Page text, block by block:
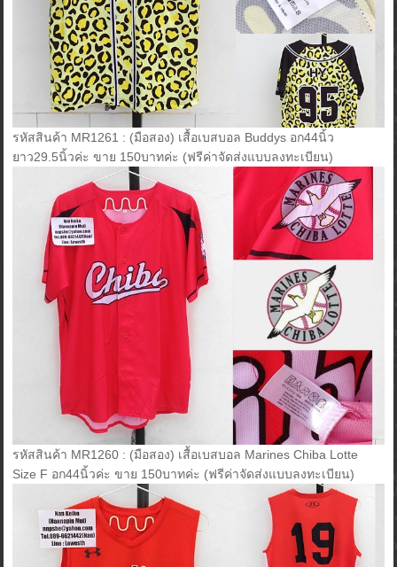
รหัสสินค้า MR1261 : (มือสอง) เสื้อเบสบอล Buddys อก44นิ้ว
ยาว29.5นิ้วค่ะ ขาย 150บาทค่ะ (ฟรีค่าจัดส่งแบบลงทะเบียน)
รหัสสินค้า MR1260 : (มือสอง) เสื้อเบสบอล Marines Chiba Lotte
Size F อก44นิ้วค่ะ ขาย 150บาทค่ะ (ฟรีค่าจัดส่งแบบลงทะเบียน)